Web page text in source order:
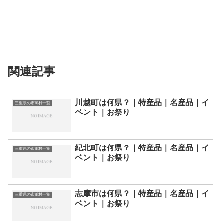
関連記事
三重県の市町村一覧
川越町は何県？｜特産品｜名産品｜イ
ベント｜お祭り
三重県の市町村一覧
紀北町は何県？｜特産品｜名産品｜イ
ベント｜お祭り
三重県の市町村一覧
志摩市は何県？｜特産品｜名産品｜イ
ベント｜お祭り